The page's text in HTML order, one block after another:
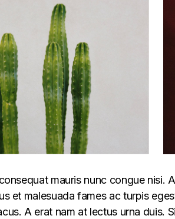
mauris nunc congue nisi.
et malesuada fames ac turpis
A erat nam at lectus urna duis.